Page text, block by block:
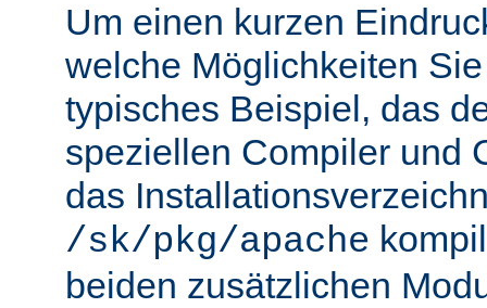
Um einen kurzen
welche Möglichkeiten
typisches Beispiel, das
speziellen Compiler und
das
/sk/pkg/apache
beiden zusätzlichen